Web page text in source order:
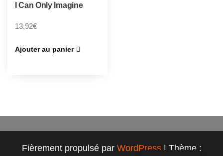
I Can Only Imagine
13,92€
Ajouter au panier
Fièrement propulsé par WordPress | Thème :